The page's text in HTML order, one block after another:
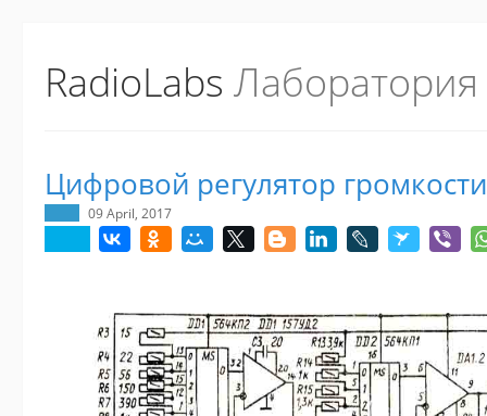
RadioLabs
Цифровой регулятор громкости
09 April, 2017